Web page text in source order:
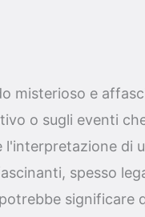
misterioso e
o sugli eventi
di
spesso
significare